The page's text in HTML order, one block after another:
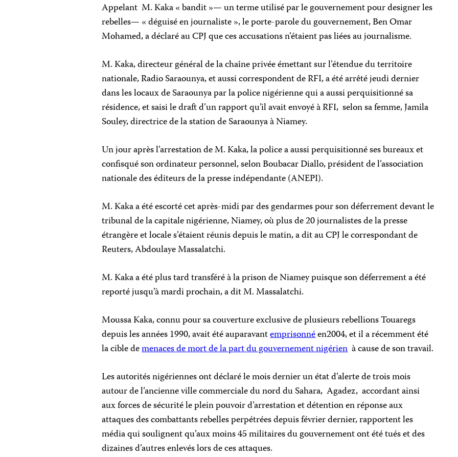
Appelant M. Kaka « bandit »— un terme utilisé par le gouvernement pour designer les
rebelles— « déguisé en journaliste », le porte-parole du gouvernement, Ben Omar
Mohamed, a déclaré au CPJ que ces accusations n’étaient pas liées au journalisme.
M. Kaka, directeur général de la chaîne privée émettant sur l’étendue du territoire
nationale, Radio Saraounya, et aussi correspondent de RFI, a été arrêté jeudi dernier
dans les locaux de Saraounya par la police nigérienne qui a aussi perquisitionné sa
résidence, et saisi le draft d’un rapport qu’il avait envoyé à RFI, selon sa femme, Jamila
Souley, directrice de la station de Saraounya à Niamey.
Un jour après l’arrestation de M. Kaka, la police a aussi perquisitionné ses bureaux et
confisqué son ordinateur personnel, selon Boubacar Diallo, président de l’association
nationale des éditeurs de la presse indépendante (ANEPI).
M. Kaka a été escorté cet après-midi par des gendarmes pour son déferrement devant le
tribunal de la capitale nigérienne, Niamey, où plus de 20 journalistes de la presse
étrangère et locale s’étaient réunis depuis le matin, a dit au CPJ le correspondant de
Reuters, Abdoulaye Massalatchi.
M. Kaka a été plus tard transféré à la prison de Niamey puisque son déferrement a été
reporté jusqu’à mardi prochain, a dit M. Massalatchi.
Moussa Kaka, connu pour sa couverture exclusive de plusieurs rebellions Touaregs
depuis les années 1990, avait été auparavantemprisonnéen2004, et il a récemment été
la cible demenaces de mort de la part du gouvernement nigérienà cause de son travail.
Les autorités nigériennes ont déclaré le mois dernier un état d’alerte de trois mois
autour de l’ancienne ville commerciale du nord du Sahara, Agadez, accordant ainsi
aux forces de sécurité le plein pouvoir d’arrestation et détention en réponse aux
attaques des combattants rebelles perpétrées depuis février dernier, rapportent les
média qui soulignent qu’aux moins 45 militaires du gouvernement ont été tués et des
dizaines d’autres enlevés lors de ces attaques.